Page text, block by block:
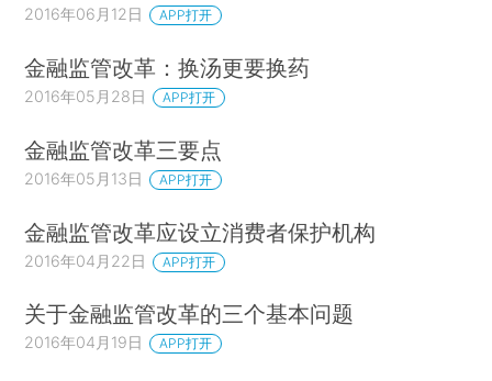
2016年06月12日 APP打开
金融监管改革：换汤更要换药
2016年05月28日 APP打开
金融监管改革三要点
2016年05月13日 APP打开
金融监管改革应设立消费者保护机构
2016年04月22日 APP打开
关于金融监管改革的三个基本问题
2016年04月19日 APP打开